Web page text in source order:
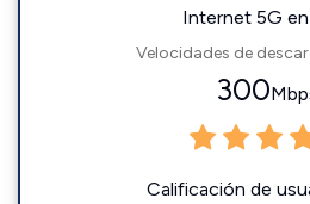
Internet 5G
Velocidades de
300
Calificación de